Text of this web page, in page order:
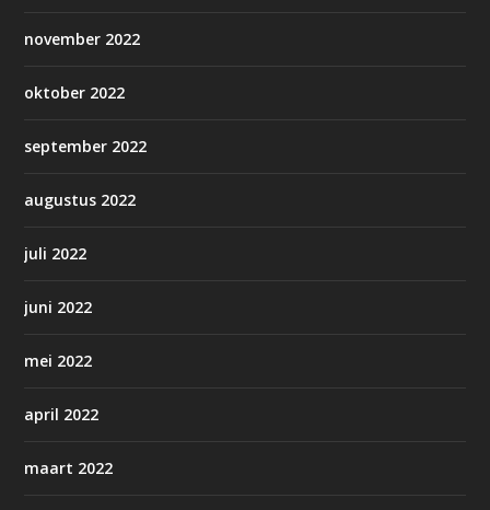
november 2022
oktober 2022
september 2022
augustus 2022
juli 2022
juni 2022
mei 2022
april 2022
maart 2022